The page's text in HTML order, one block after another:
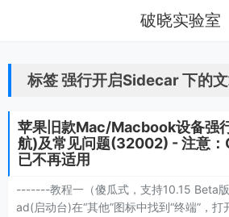
破晓实验室
标签 强行开启Sidecar 下的
苹果旧款Mac/Macbook设备强
航)及常见问题(32002) - 注意
已不再适用
-------教程一（傻瓜式，支持10.15 Beta
ad(启动台)在“其他”图标中找到“终端”，